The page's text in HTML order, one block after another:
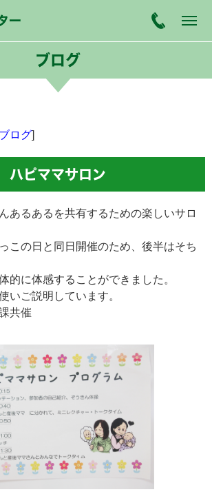
ブログ
ログ]
ハピママサロン
あるあるを共有するための楽しいサロ
この日と同日開催のため、後半はそち
的に体感することができました。
いご説明しています。
共催